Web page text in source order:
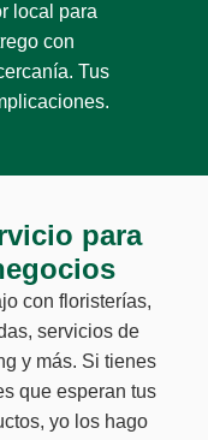
local para
con
Tus
para
con floristerías,
servicios de
y más. Si tienes
que esperan tus
yo los hago